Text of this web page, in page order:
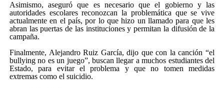
Asimismo, aseguró que es necesario que el gobierno y las
autoridades escolares reconozcan la problemática que se vive
actualmente en el país, por lo que hizo un llamado para que les
abran las puertas de las instituciones y permitan la difusión de la
campaña.
Finalmente, Alejandro Ruiz García, dijo que con la canción “el
bullying no es un juego”, buscan llegar a muchos estudiantes del
Estado, para evitar el problema y que no tomen medidas
extremas como el suicidio.